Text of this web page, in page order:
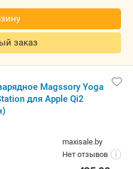
заказ
Magssory Yoga
для Apple Qi2
maxisale.by
Нет отзывов
i